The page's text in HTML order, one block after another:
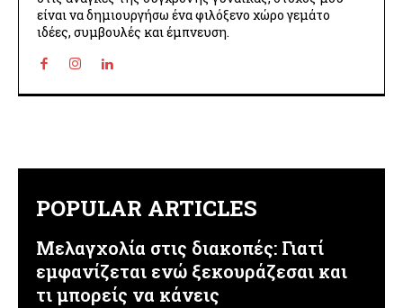
είναι να δημιουργήσω ένα φιλόξενο χώρο γεμάτο
ιδέες, συμβουλές και έμπνευση.
POPULAR ARTICLES
Μελαγχολία στις διακοπές: Γιατί
εμφανίζεται ενώ ξεκουράζεσαι και
τι μπορείς να κάνεις